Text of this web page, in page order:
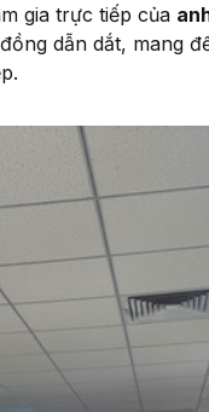
gia trực tiếp của
dẫn dắt, mang